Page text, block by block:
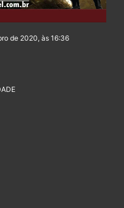
de 2020, às 16:36